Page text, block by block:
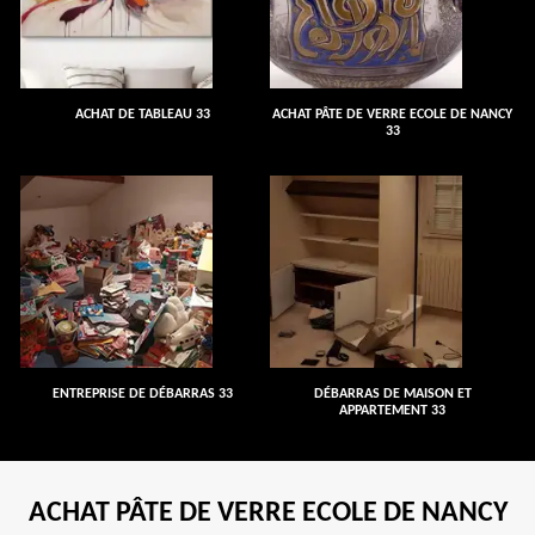
ACHAT DE TABLEAU 33
ACHAT PÂTE DE VERRE ECOLE DE NANCY
33
ENTREPRISE DE DÉBARRAS 33
DÉBARRAS DE MAISON ET
APPARTEMENT 33
ACHAT PÂTE DE VERRE ECOLE DE NANCY